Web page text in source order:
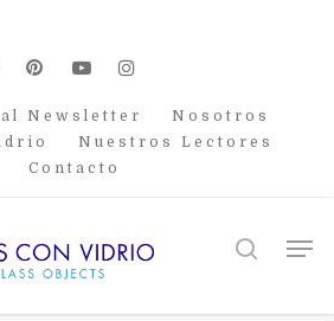
pinterest
youtubeinstagram
Newsletter
Nosotros
Nuestros Lectores
Contacto
search